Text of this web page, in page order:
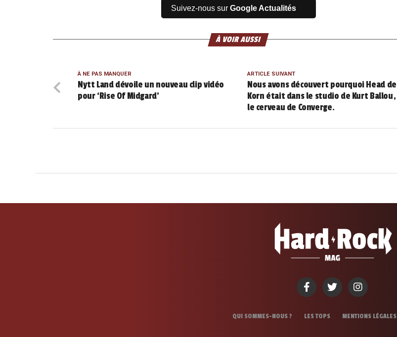
Suivez-nous sur Google Actualités
À VOIR AUSSI
ARTICLE SUIVANT
Nous avons découvert pourquoi Head de
Korn était dans le studio de Kurt Ballou,
le cerveau de Converge.
À NE PAS MANQUER
Nytt Land dévoile un nouveau clip vidéo
pour ‘Rise Of Midgard’
QUI SOMMES-NOUS ? LES TOPS MENTIONS LÉGALES